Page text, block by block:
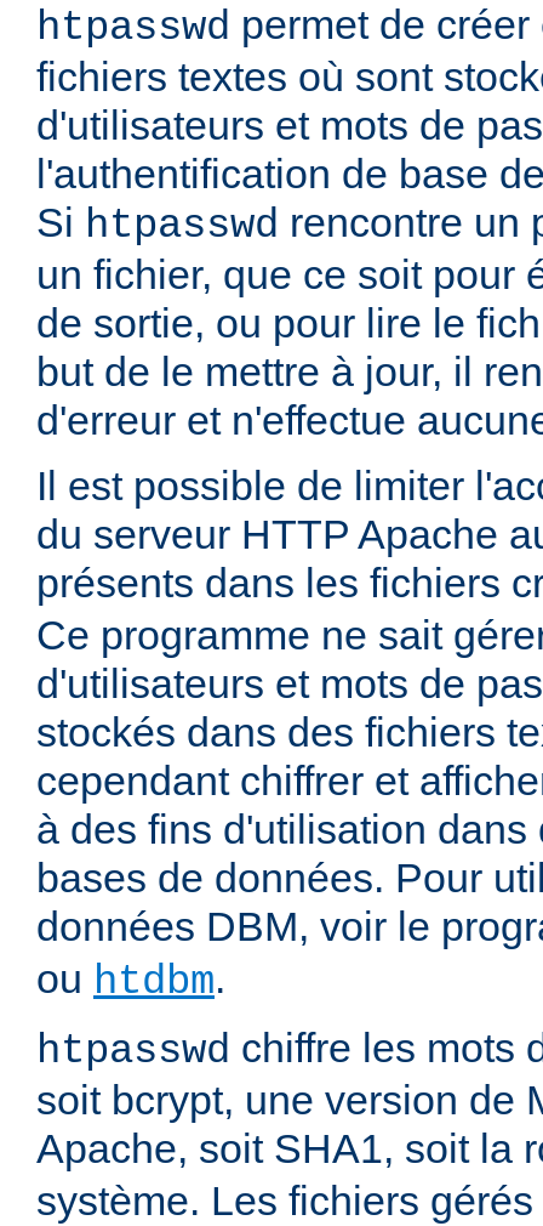
htpasswd permet de
fichiers textes où sont
d'utilisateurs et mots de
l'authentification de base
Si htpasswd rencontre un
un fichier, que ce soit pour
de sortie, ou pour lire le
but de le mettre à jour, il
d'erreur et n'effectue
Il est possible de limiter
du serveur HTTP Apache
présents dans les fichiers
Ce programme ne sait
d'utilisateurs et mots de
stockés dans des fichiers
cependant chiffrer et
à des fins d'utilisation dans
bases de données. Pour
données DBM, voir le
ou htdbm.
htpasswd chiffre les mots
soit bcrypt, une version de
Apache, soit SHA1, soit la
système. Les fichiers